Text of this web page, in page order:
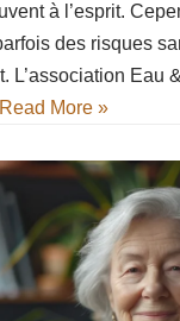
à l’esprit.
des risques
L’association Eau
Read More »